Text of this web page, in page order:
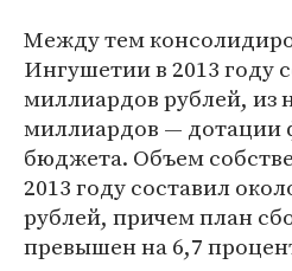
Между тем
Ингушетии в 2013 году
миллиардов рублей, из
миллиардов — дотации
бюджета. Объем
2013 году составил
рублей, причем план
превышен на 6,7